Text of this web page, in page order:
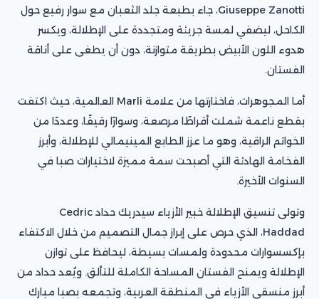
Giuseppe Zanotti، جاء بطبعة جلد الثعبان مع سوار رفيع حول
الكاحل، ليضفي لمسة جريئة ومتجددة على الإطلالة، ويكسر
هدوء اللون الأبيض بطريقة متوازنة، دون أن يطغى على أناقة
الفستان.
أما المجوهرات، فاختارتها من علامة Marli العالمية، حيث اكتفت
بقطع ناعمة شملت أقراطًا مرصعة، وسوارًا رقيقًا، وعددًا من
الخواتم الراقية، وهو ما عزز الطابع المينيمالي للإطلالة، وأبرز
الفخامة الهادئة التي أصبحت سمة مميزة لاختيارات صبا في
السنوات الأخيرة.
وتولى تنسيق الإطلالة خبير الأزياء سيدريك حداد Cedric
Haddad، الذي حرص على إبراز جمال التصميم من خلال الاكتفاء
بإكسسوارات محدودة ولمسات بسيطة، ليحافظ على توازن
الإطلالة ويمنح الفستان المساحة الكاملة للتألق. ويُعد حداد من
أبرز منسقي الأزياء في المنطقة العربية، وتجمعه بصبا مبارك